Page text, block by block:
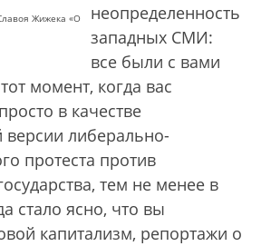
Жижека «О
неопределенность
западных СМИ:
все были с вами
момент, когда вас
в качестве
версии либерально-
протеста против
тем не менее в
стало ясно, что вы
капитализм, репортажи о